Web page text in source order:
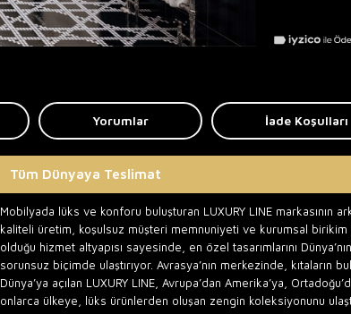
Yorumlar İade Koşulları
Tüm Dünyaya Teslimat
Mobilyada lüks ve konforu buluşturan LUXURY LINE markasının
kaliteli üretim, koşulsuz müşteri memnuniyeti ve kurumsal birikim
olduğu hizmet altyapısı sayesinde, en özel tasarımlarını
sorunsuz biçimde ulaştırıyor. Avrasya’nın merkezinde, kıtaların
Dünya’ya açılan LUXURY LINE, Avrupa’dan Amerika’ya,
onlarca ülkeye, lüks ürünlerden oluşan zengin koleksiyonunu